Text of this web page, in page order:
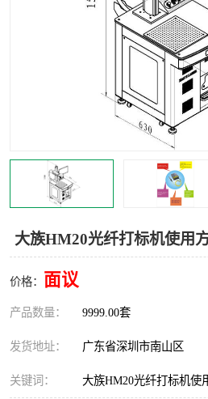
大族HM20光纤打标机使用
价格： 面议
产品数量： 9999.00套
发货地址： 广东省深圳市南山区
关键词： 大族HM20光纤打标机使
二氧化碳打标机